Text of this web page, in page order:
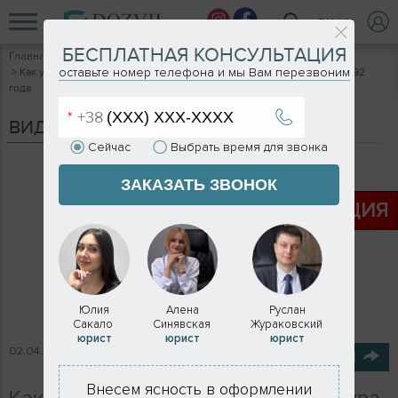
RU UK
Главная
Видеоблог
Как узаконить самострой? Процедура оформления построек до 1992
года
ВИДЕОБЛОГ
02.04.2021
АКЦИЯ
БЕСПЛАТНАЯ КОНСУЛЬТАЦИЯ
оставьте номер телефона и мы Вам перезвоним
Сейчас Выбрать время для звонка
ЗАКАЗАТЬ ЗВОНОК
Юлия
Сакало
юрист
Алена
Синявская
юрист
Руслан
Жураковский
юрист
Внесем ясность в оформлении